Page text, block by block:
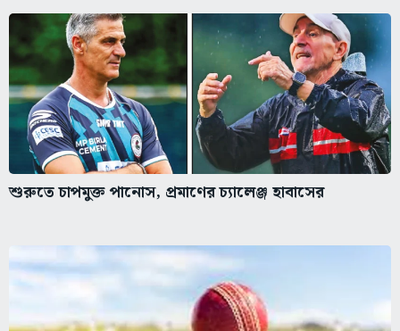
শুরুতে চাপমুক্ত পানোস, প্রমাণের চ্যালেঞ্জ হাবাসের